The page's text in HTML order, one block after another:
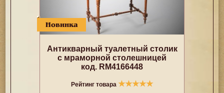
Новинка
Антикварный туалетный столик
с мраморной столешницей
код. RM4166448
Рейтинг товара ★★★★★